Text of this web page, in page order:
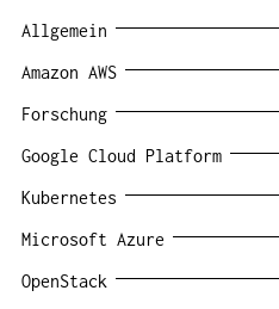
Allgemein
Amazon AWS
Forschung
Google Cloud Platform
Kubernetes
Microsoft Azure
OpenStack